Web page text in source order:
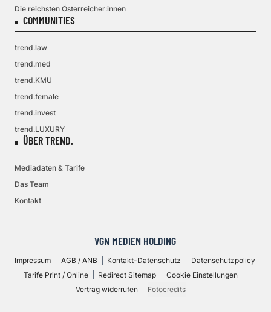
Die reichsten Österreicher:innen
COMMUNITIES
trend.law
trend.med
trend.KMU
trend.female
trend.invest
trend.LUXURY
ÜBER TREND.
Mediadaten & Tarife
Das Team
Kontakt
VGN MEDIEN HOLDING
Impressum AGB / ANB Kontakt-Datenschutz
Datenschutzpolicy
Tarife Print / Online
Redirect Sitemap
Cookie Einstellungen
Vertrag widerrufen
Fotocredits